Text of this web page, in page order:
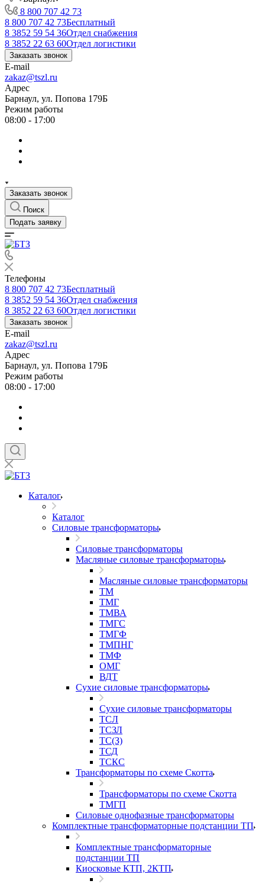
8 800 707 42 73
8 800 707 42 73Бесплатный
8 3852 59 54 36Отдел снабжения
8 3852 22 63 60Отдел логистики
Заказать звонок
E-mail
zakaz@tszl.ru
Адрес
Барнаул, ул. Попова 179Б
Режим работы
08:00 - 17:00
Заказать звонок
Поиск
Подать заявку
Телефоны
8 800 707 42 73Бесплатный
8 3852 59 54 36Отдел снабжения
8 3852 22 63 60Отдел логистики
Заказать звонок
E-mail
zakaz@tszl.ru
Адрес
Барнаул, ул. Попова 179Б
Режим работы
08:00 - 17:00
Каталог
Каталог
Силовые трансформаторы
Силовые трансформаторы
Масляные силовые трансформаторы
Масляные силовые трансформаторы
ТМ
ТМГ
ТМВА
ТМГС
ТМГФ
ТМПНГ
ТМФ
ОМГ
ВДТ
Сухие силовые трансформаторы
Сухие силовые трансформаторы
ТСЛ
ТСЗЛ
ТС(З)
ТСД
ТСКС
Трансформаторы по схеме Скотта
Трансформаторы по схеме Скотта
ТМГП
Силовые однофазные трансформаторы
Комплектные трансформаторные подстанции ТП
Комплектные трансформаторные
подстанции ТП
Киосковые КТП, 2КТП